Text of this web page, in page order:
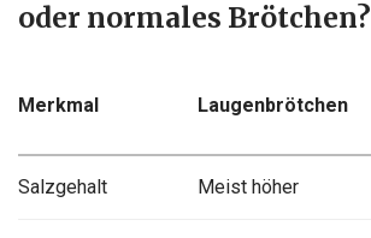
oder normales Brötchen?
Merkmal Laugenbrötchen
Salzgehalt Meist höher